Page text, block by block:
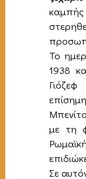
Το
1938
με τη
Σε